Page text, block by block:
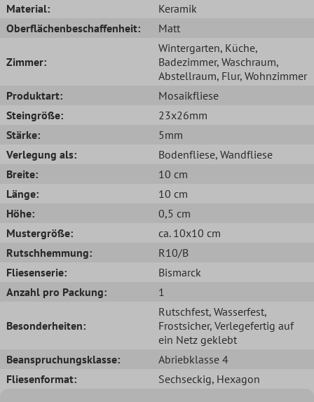
Material:
Keramik
Oberflächenbeschaffenheit:
Matt
Zimmer:
Wintergarten, Küche,
Badezimmer, Waschraum,
Abstellraum, Flur, Wohnzimmer
Produktart:
Mosaikfliese
Steingröße:
23x26mm
Stärke:
5mm
Verlegung als:
Bodenfliese, Wandfliese
Breite:
10 cm
Länge:
10 cm
Höhe:
0,5 cm
Mustergröße:
ca. 10x10 cm
Rutschhemmung:
R10/B
Fliesenserie:
Bismarck
Anzahl pro Packung:
1
Besonderheiten:
Rutschfest, Wasserfest,
Frostsicher, Verlegefertig auf
ein Netz geklebt
Beanspruchungsklasse:
Abriebklasse 4
Fliesenformat:
Sechseckig, Hexagon